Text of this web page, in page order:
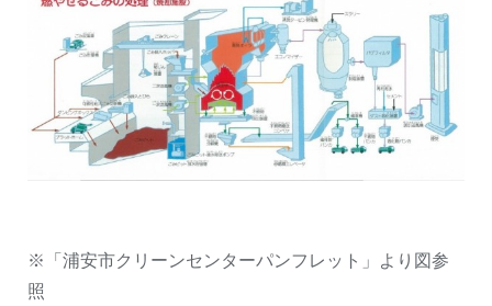
※「浦安市クリーンセンターパンフレット」より図参
照